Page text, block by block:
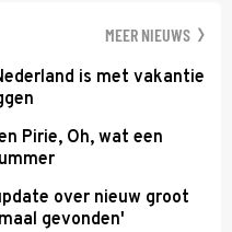
MEER NIEUWS
is met vakantie
Pirie, Oh, wat een
over nieuw groot
gevonden'